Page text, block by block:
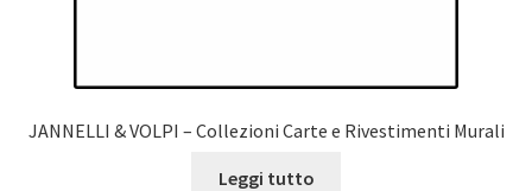
JANNELLI & VOLPI – Collezioni Carte e Rivestimenti Murali
Leggi tutto